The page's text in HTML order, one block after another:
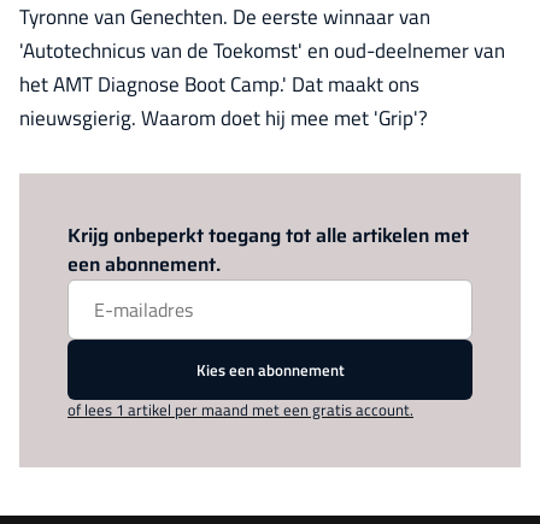
Tyronne van Genechten. De eerste winnaar van
'Autotechnicus van de Toekomst' en oud-deelnemer van
het AMT Diagnose Boot Camp.' Dat maakt ons
nieuwsgierig. Waarom doet hij mee met 'Grip'?
Krijg onbeperkt toegang tot alle artikelen met
een abonnement.
Kies een abonnement
of lees 1 artikel per maand met een gratis account.